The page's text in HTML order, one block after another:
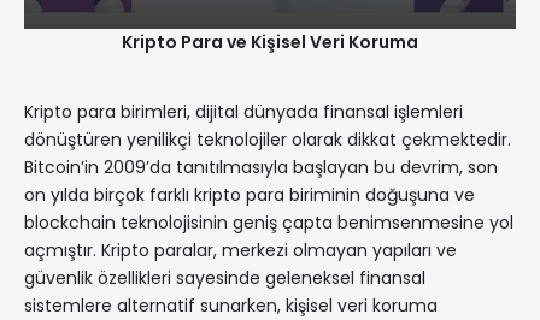
Kripto Para ve Kişisel Veri Koruma
Kripto para birimleri, dijital dünyada finansal işlemleri
dönüştüren yenilikçi teknolojiler olarak dikkat çekmektedir.
Bitcoin’in 2009’da tanıtılmasıyla başlayan bu devrim, son
on yılda birçok farklı kripto para biriminin doğuşuna ve
blockchain teknolojisinin geniş çapta benimsenmesine yol
açmıştır. Kripto paralar, merkezi olmayan yapıları ve
güvenlik özellikleri sayesinde geleneksel finansal
sistemlere alternatif sunarken, kişisel veri koruma